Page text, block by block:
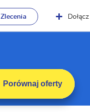
Zlecenia
Porównaj oferty